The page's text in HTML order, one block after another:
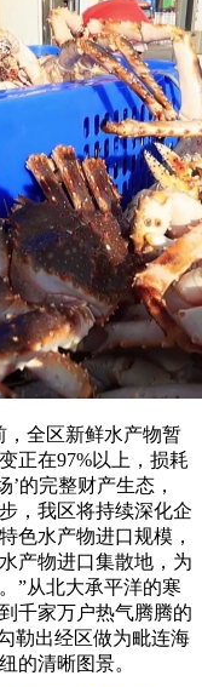
全区新鲜水产物暂
正在97%以上，损耗
’的完整财产生态，
，我区将持续深化企
色水产物进口规模，
产物进口集散地，为
”从北大承平洋的寒
千家万户热气腾腾的
勒出经区做为毗连海
的清晰图景。